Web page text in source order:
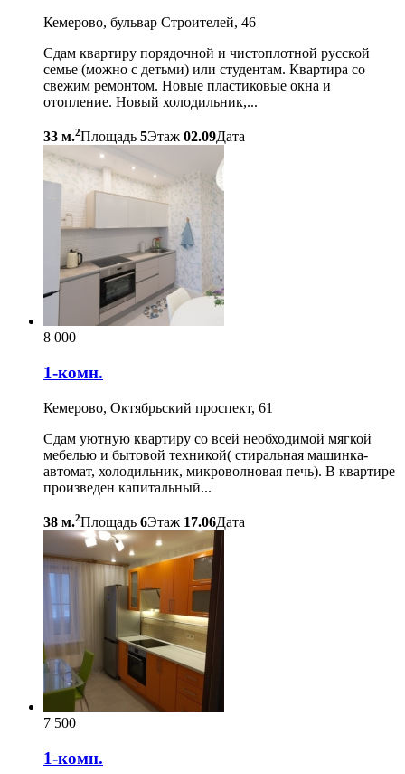
Кемерово, бульвар Строителей, 46
Сдам квартиру порядочной и чистоплотной русской
семье (можно с детьми) или студентам. Квартира со
свежим ремонтом. Новые пластиковые окна и
отопление. Новый холодильник,...
33 м.2Площадь 5Этаж 02.09Дата
8 000
1-комн.
Кемерово, Октябрьский проспект, 61
Сдам уютную квартиру со всей необходимой мягкой
мебелью и бытовой техникой( стиральная машинка-
автомат, холодильник, микроволновая печь). В квартире
произведен капитальный...
38 м.2Площадь 6Этаж 17.06Дата
7 500
1-комн.